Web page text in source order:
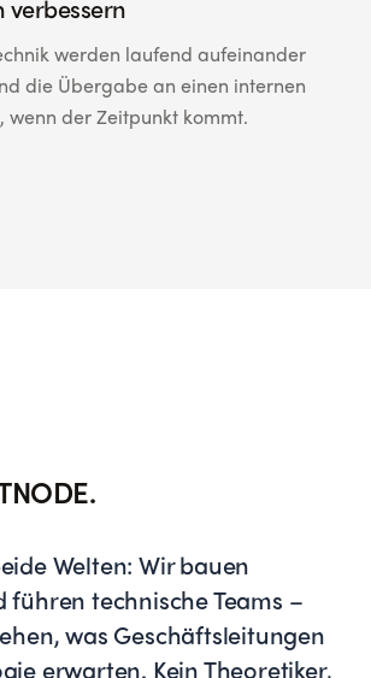
verbessern
werden laufend aufeinander
die Übergabe an einen internen
wenn der Zeitpunkt kommt.
Welten: Wir bauen
führen technische Teams –
was Geschäftsleitungen